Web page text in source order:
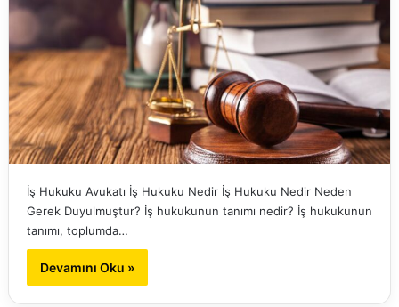
İş Hukuku Avukatı İş Hukuku Nedir İş Hukuku Nedir Neden
Gerek Duyulmuştur? İş hukukunun tanımı nedir? İş hukukunun
tanımı, toplumda…
Devamını Oku »